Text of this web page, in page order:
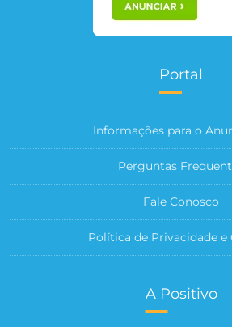
Portal
Informações para o
Perguntas
Fale Conosco
Política de Privacidade e
A Positivo